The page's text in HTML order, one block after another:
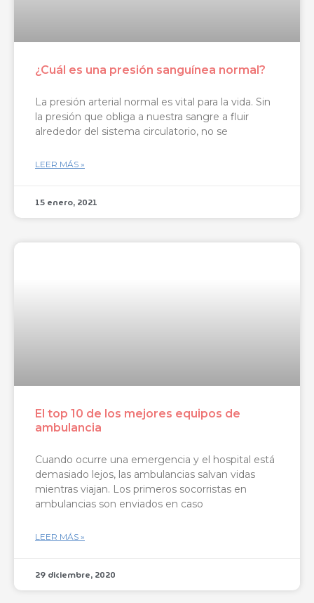
¿Cuál es una presión sanguínea normal?
La presión arterial normal es vital para la vida. Sin
la presión que obliga a nuestra sangre a fluir
alrededor del sistema circulatorio, no se
LEER MÁS »
15 enero, 2021
El top 10 de los mejores equipos de
ambulancia
Cuando ocurre una emergencia y el hospital está
demasiado lejos, las ambulancias salvan vidas
mientras viajan. Los primeros socorristas en
ambulancias son enviados en caso
LEER MÁS »
29 diciembre, 2020